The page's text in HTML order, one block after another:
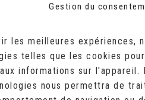
Gestion du
les meilleures expériences,
telles que les cookies
informations sur l'appareil.
nous permettra de
2
RECHERCHER
for: